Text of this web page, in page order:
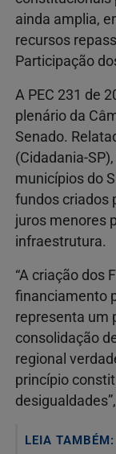
ainda amplia,
recursos
Participação
A PEC 231 de
plenário da
Senado.
(Cidadania-
municípios do
fundos criados
juros menores
infraestrutura.
“A criação dos
financiamento
representa um
consolidação
regional
princípio
LEIA TAMBÉM: